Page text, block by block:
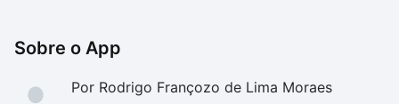
Sobre o App
Por Rodrigo Françozo de Lima Moraes